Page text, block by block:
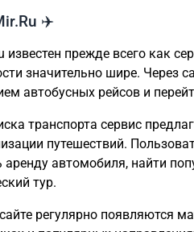
✈️
известен прежде всего как
значительно шире. Через
автобусных рейсов и
транспорта сервис
путешествий.
автомобиля, найти
тур.
регулярно появляются